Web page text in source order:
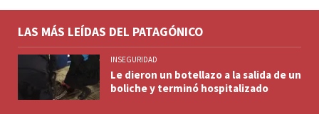
LAS MÁS LEÍDAS DEL PATAGÓNICO
INSEGURIDAD
Le dieron un botellazo a la salida de un
boliche y terminó hospitalizado